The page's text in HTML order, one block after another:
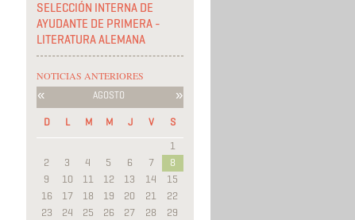
SELECCIÓN INTERNA DE
AYUDANTE DE PRIMERA -
LITERATURA ALEMANA
NOTICIAS ANTERIORES
« AGOSTO »
D L M M J V
S
1
2
3 4 5 6 7
8
9
10 11 12 13 14
15
16
17 18 19 20 21
22
23
24 25 26 27 28
29